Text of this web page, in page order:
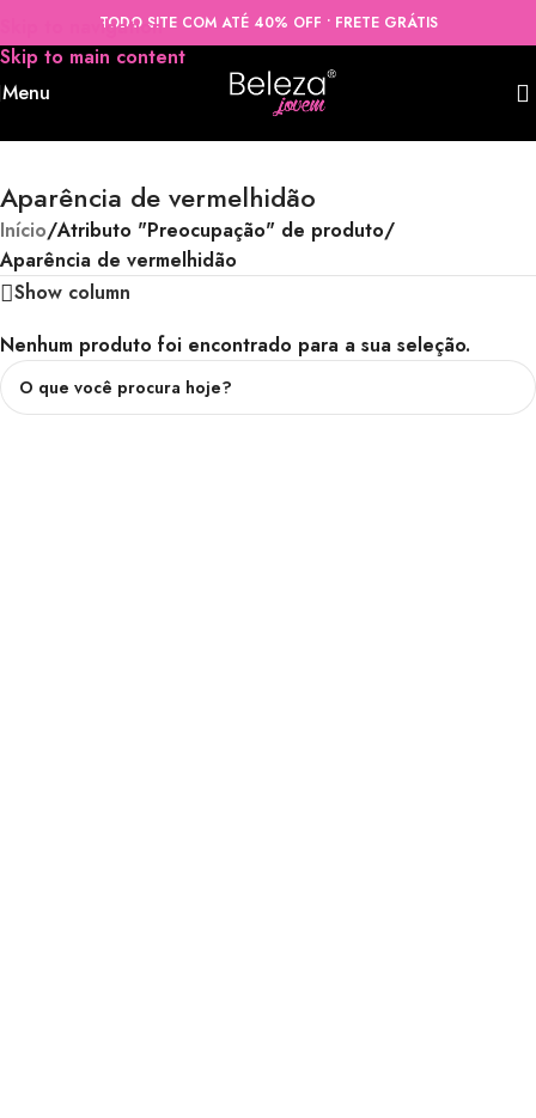
Skip to navigation
Skip to main content
TODO SITE COM ATÉ 40% OFF • FRETE GRÁTIS
Menu
Aparência de vermelhidão
Início/Atributo "Preocupação" de produto/
Aparência de vermelhidão
Show column
Nenhum produto foi encontrado para a sua seleção.